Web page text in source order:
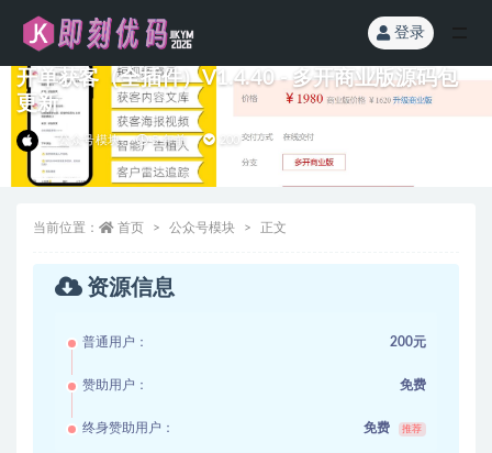
登录
开单获客（全插件）V1.4.40 - 多开商业版源码包
更新
公众号模块 5 年前
当前位置： 首页 公众号模块 正文
资源信息
普通用户： 200元
赞助用户： 免费
终身赞助用户： 免费 推荐